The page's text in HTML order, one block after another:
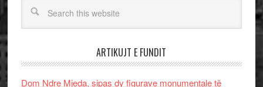
ARTIKUJT E FUNDIT
Dom Ndre Mjeda, sipas dy figurave monumentale të